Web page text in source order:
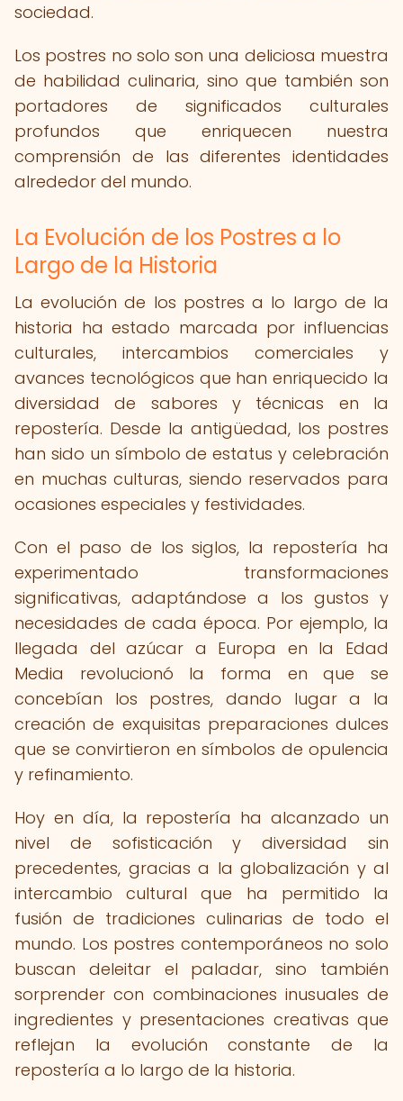
sociedad.
Los postres no solo son una deliciosa muestra
de habilidad culinaria, sino que también son
portadores de significados culturales
profundos que enriquecen nuestra
comprensión de las diferentes identidades
alrededor del mundo.
La Evolución de los Postres a lo
Largo de la Historia
La evolución de los postres a lo largo de la
historia ha estado marcada por influencias
culturales, intercambios comerciales y
avances tecnológicos que han enriquecido la
diversidad de sabores y técnicas en la
repostería. Desde la antigüedad, los postres
han sido un símbolo de estatus y celebración
en muchas culturas, siendo reservados para
ocasiones especiales y festividades.
Con el paso de los siglos, la repostería ha
experimentado transformaciones
significativas, adaptándose a los gustos y
necesidades de cada época. Por ejemplo, la
llegada del azúcar a Europa en la Edad
Media revolucionó la forma en que se
concebían los postres, dando lugar a la
creación de exquisitas preparaciones dulces
que se convirtieron en símbolos de opulencia
y refinamiento.
Hoy en día, la repostería ha alcanzado un
nivel de sofisticación y diversidad sin
precedentes, gracias a la globalización y al
intercambio cultural que ha permitido la
fusión de tradiciones culinarias de todo el
mundo. Los postres contemporáneos no solo
buscan deleitar el paladar, sino también
sorprender con combinaciones inusuales de
ingredientes y presentaciones creativas que
reflejan la evolución constante de la
repostería a lo largo de la historia.